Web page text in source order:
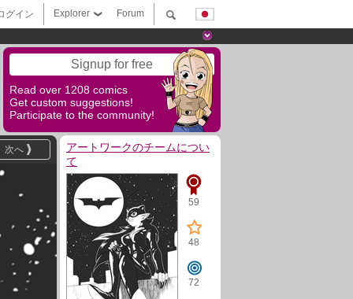
Forum
Explorer
グイン
Signup for free
Read over 1208 comics
Get custom suggestions!
Participate to the community!
次へ
アートワークのチームについ
て
59
48
72